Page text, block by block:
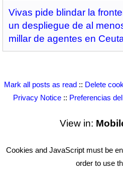
Vivas pide blindar la
un despliegue de al
millar de agentes en
Mark all posts as read:: Delete
Privacy Notice :: Preferencias
View in:
Cookies and JavaScript must be
order to use